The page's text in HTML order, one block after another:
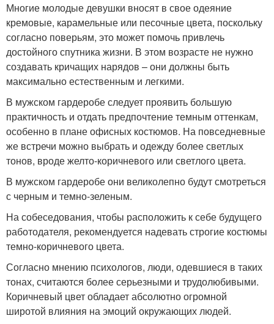
Многие молодые девушки вносят в свое одеяние
кремовые, карамельные или песочные цвета, поскольку
согласно поверьям, это может помочь привлечь
достойного спутника жизни. В этом возрасте не нужно
создавать кричащих нарядов – они должны быть
максимально естественным и легкими.
В мужском гардеробе следует проявить большую
практичность и отдать предпочтение темным оттенкам,
особенно в плане офисных костюмов. На повседневные
же встречи можно выбрать и одежду более светлых
тонов, вроде желто-коричневого или светлого цвета.
В мужском гардеробе они великолепно будут смотреться
с черным и темно-зеленым.
На собеседования, чтобы расположить к себе будущего
работодателя, рекомендуется надевать строгие костюмы
темно-коричневого цвета.
Согласно мнению психологов, люди, одевшиеся в таких
тонах, считаются более серьезными и трудолюбивыми.
Коричневый цвет обладает абсолютно огромной
широтой влияния на эмоций окружающих людей.